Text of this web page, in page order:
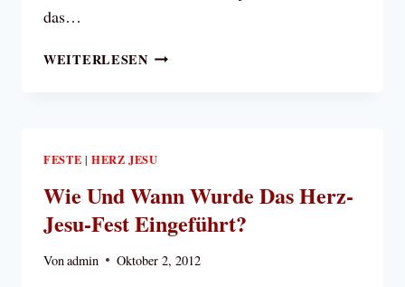
das…
WEITERLESENPAPST
CHRISTKÖNIG:
GANZE
SENDUNG
JESU
UND
FESTE |HERZ JESU
Wie Und Wann Wurde Das Herz-
Jesu-Fest Eingeführt?
Vonadmin Oktober 2, 2012